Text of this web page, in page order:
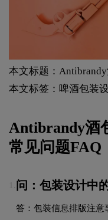
本文标题：
本文标签：啤酒包装
Antibrandy酒
常见问题FAQ
问：包装设计中
答：包装信息排版注